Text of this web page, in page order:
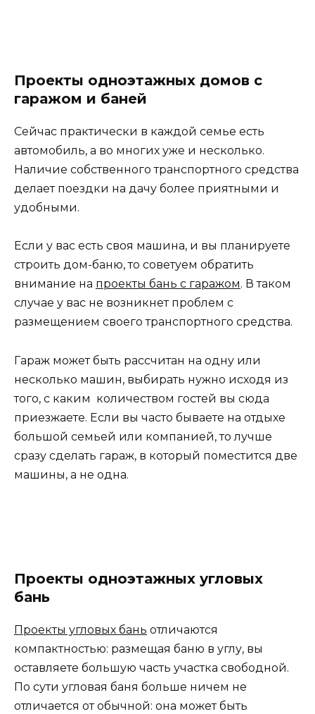
Проекты одноэтажных домов с
гаражом и баней
Сейчас практически в каждой семье есть
автомобиль, а во многих уже и несколько.
Наличие собственного транспортного средства
делает поездки на дачу более приятными и
удобными.
Если у вас есть своя машина, и вы планируете
строить дом-баню, то советуем обратить
внимание на проекты бань с гаражом. В таком
случае у вас не возникнет проблем с
размещением своего транспортного средства.
Гараж может быть рассчитан на одну или
несколько машин, выбирать нужно исходя из
того, с каким количеством гостей вы сюда
приезжаете. Если вы часто бываете на отдыхе
большой семьей или компанией, то лучше
сразу сделать гараж, в который поместится две
машины, а не одна.
Проекты одноэтажных угловых
бань
Проекты угловых бань отличаются
компактностью: размещая баню в углу, вы
оставляете большую часть участка свободной.
По сути угловая баня больше ничем не
отличается от обычной: она может быть